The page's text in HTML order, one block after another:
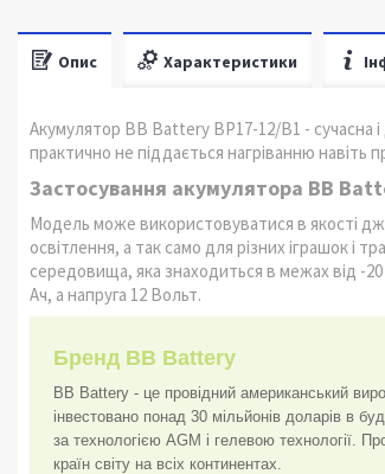
Опис Характеристики
Акумулятор BB Battery BP17-12/B1 - сучасна
практично не піддається нагріванню навіть
Застосування акумулятора BB
Модель може використовуватися в якості
освітлення, а так само для різних іграшок і
середовища, яка знаходиться в межах від -20
Ач, а напруга 12 Вольт.
Бренд BB Battery
BB Battery - це провідний американський
інвестовано понад 30 мільйонів доларів в
за технологією AGM і гелевою технології.
країн світу на всіх континентах.